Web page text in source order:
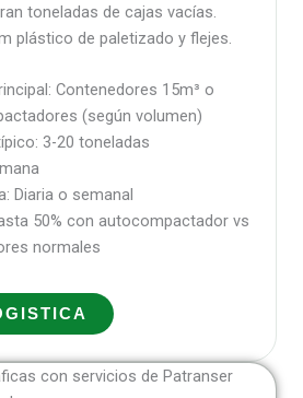
toneladas de cajas vacías.
plástico de paletizado y flejes.
Contenedores 15m³ o
(según volumen)
3-20 toneladas
Diaria o semanal
50% con autocompactador vs
normales